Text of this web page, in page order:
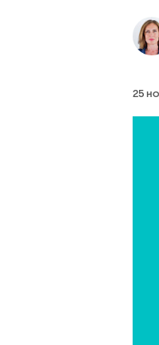
25